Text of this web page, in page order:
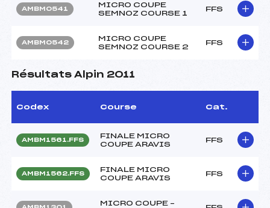
AMBM0541
MICRO COUPE
SEMNOZ COURSE 1
FFS
AMBM0542
MICRO COUPE
SEMNOZ COURSE 2
FFS
Résultats Alpin 2011
Codex Course Cat.
AMBM1561.FFS
FINALE MICRO
COUPE ARAVIS
FFS
AMBM1562.FFS
FINALE MICRO
COUPE ARAVIS
FFS
MICRO COUPE –